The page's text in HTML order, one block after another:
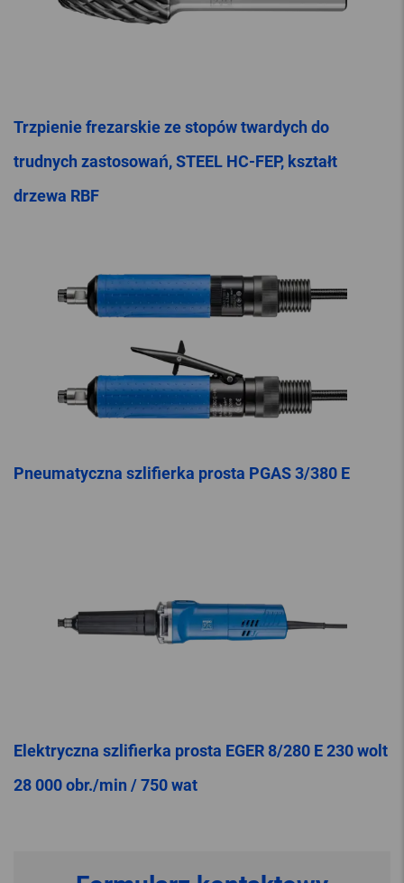
Trzpienie frezarskie ze stopów twardych do
trudnych zastosowań, STEEL HC-FEP, kształt
drzewa RBF
Pneumatyczna szlifierka prosta PGAS 3/380 E
Elektryczna szlifierka prosta EGER 8/280 E 230 wolt
28 000 obr./min / 750 wat